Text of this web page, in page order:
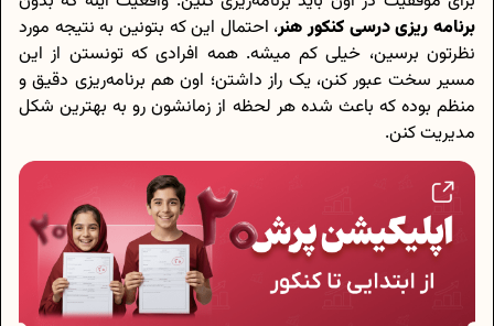
برنامه ریزی درسی کنکور هنر، احتمال این که بتونین به نتیجه مورد
نظرتون برسین، خیلی کم میشه. همه افرادی که تونستن از این
مسیر سخت عبور کنن، یک راز داشتن؛ اون هم برنامه‌ریزی دقیق و
منظم بوده که باعث شده هر لحظه از زمانشون رو به بهترین شکل
مدیریت کنن.